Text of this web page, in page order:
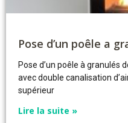
Pose d’un poêle a
Pose d’un poêle à granulés
avec double canalisation
supérieur
Lire la suite »